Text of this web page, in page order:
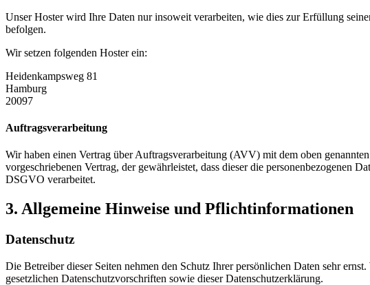
Unser Hoster wird Ihre Daten nur insoweit verarbeiten, wie dies zur Erfüllung
befolgen.
Wir setzen folgenden Hoster ein:
Heidenkampsweg 81
Hamburg
20097
Auftragsverarbeitung
Wir haben einen Vertrag über Auftragsverarbeitung (AVV) mit dem oben
vorgeschriebenen Vertrag, der gewährleistet, dass dieser die personenbezogenen
DSGVO verarbeitet.
3. Allgemeine Hinweise und Pflicht­informationen
Datenschutz
Die Betreiber dieser Seiten nehmen den Schutz Ihrer persönlichen Daten sehr
gesetzlichen Datenschutzvorschriften sowie dieser Datenschutzerklärung.